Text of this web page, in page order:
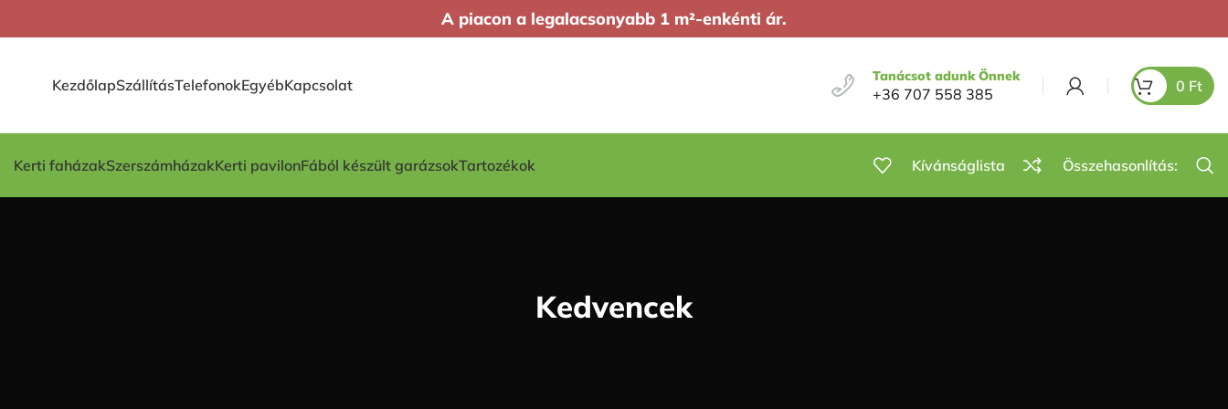
A piacon a legalacsonyabb 1 m²-enkénti ár.
KezdőlapSzállításTelefonokEgyébKapcsolat
Tanácsot adunk Önnek
+36 707 558 385 0 Ft
Kerti faházakSzerszámházakKerti pavilonFából készült garázsokTartozékok Kívánságlista Összehasonlítás:
Kedvencek